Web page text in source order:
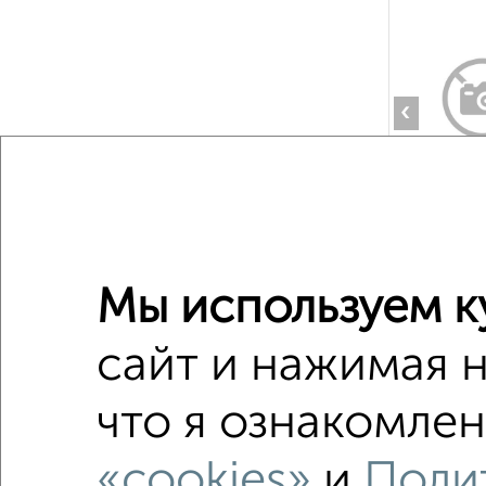
‹
‹
Мы используем
сайт и нажимая
что я